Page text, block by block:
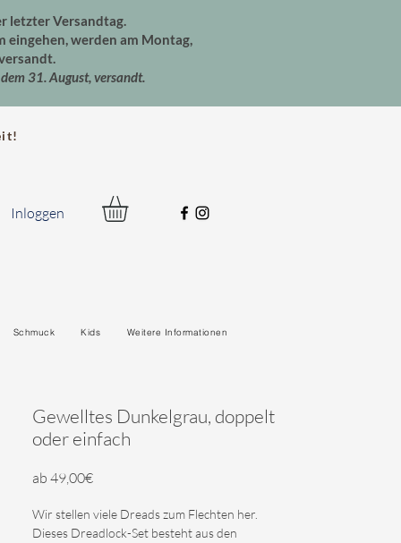
letzter Versandtag.
eingehen, werden am Montag,
31. August, versandt.
Inloggen
Schmuck Kids Weitere Informationen
Gewelltes Dunkelgrau, doppelt
oder einfach
ab 49,00€Sale-
Wir stellen viele Dreads zum Flechten her.
Dieses Dreadlock-Set besteht aus den